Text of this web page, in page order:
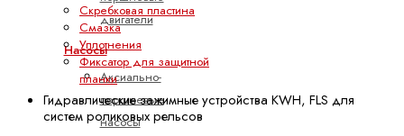
двигатели
Насосы
Аксиально-
поршневые
насосы
Скребковая пластина
Смазка
Уплотнения
Фиксатор для защитной
планки
Гидравлические зажимные устройства KWH, FLS для
систем роликовых рельсов